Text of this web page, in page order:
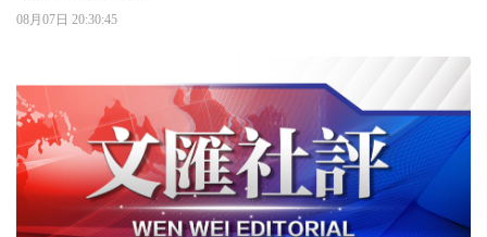
08月07日 20:30:45